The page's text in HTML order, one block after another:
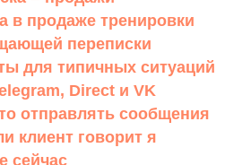
в продаже тренировки
переписки
для типичных ситуаций
Direct и VK
отправлять сообщения
клиент говорит я
сейчас